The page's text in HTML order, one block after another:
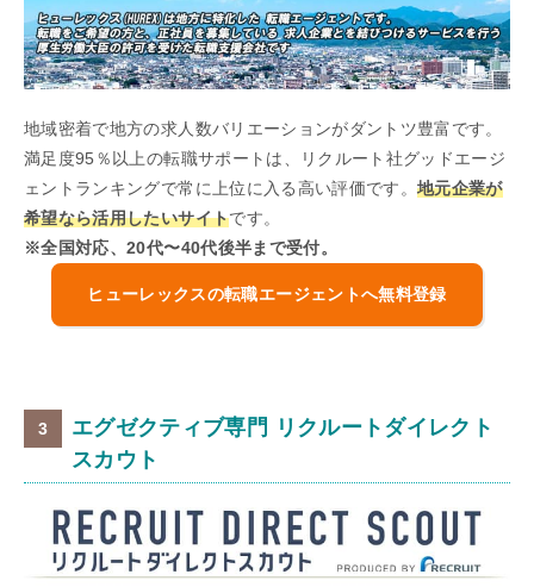
地域密着で地方の求人数バリエーションがダントツ豊富です。
満足度95％以上の転職サポートは、リクルート社グッドエージ
ェントランキングで常に上位に入る高い評価です。地元企業が
希望なら活用したいサイトです。
※全国対応、20代〜40代後半まで受付。
ヒューレックスの転職エージェントへ無料登録
エグゼクティブ専門 リクルートダイレクト
スカウト